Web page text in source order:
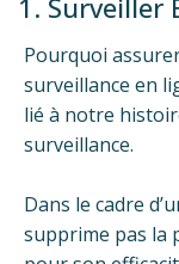
1. Surveiller
Pourquoi
surveillance en
lié à notre
surveillance.
Dans le cadre
supprime pas la